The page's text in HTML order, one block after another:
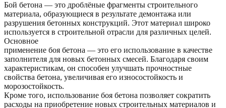
Бой бетона — это дроблёные фрагменты строительного
материала, образующиеся в результате демонтажа или
разрушения бетонных конструкций. Этот материал широко
используется в строительной отрасли для различных целей.
Основное
применение боя бетона — это его использование в качестве
заполнителя для новых бетонных смесей. Благодаря своим
характеристикам, он способен улучшать прочностные
свойства бетона, увеличивая его износостойкость и
морозостойкость.
Кроме того, использование боя бетона позволяет сократить
расходы на приобретение новых строительных материалов и